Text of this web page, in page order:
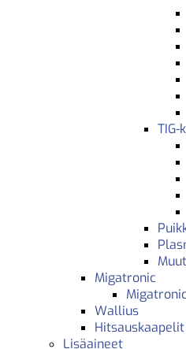
Migatronic
Wallius
Hitsauskaapelit
Lisäaineet